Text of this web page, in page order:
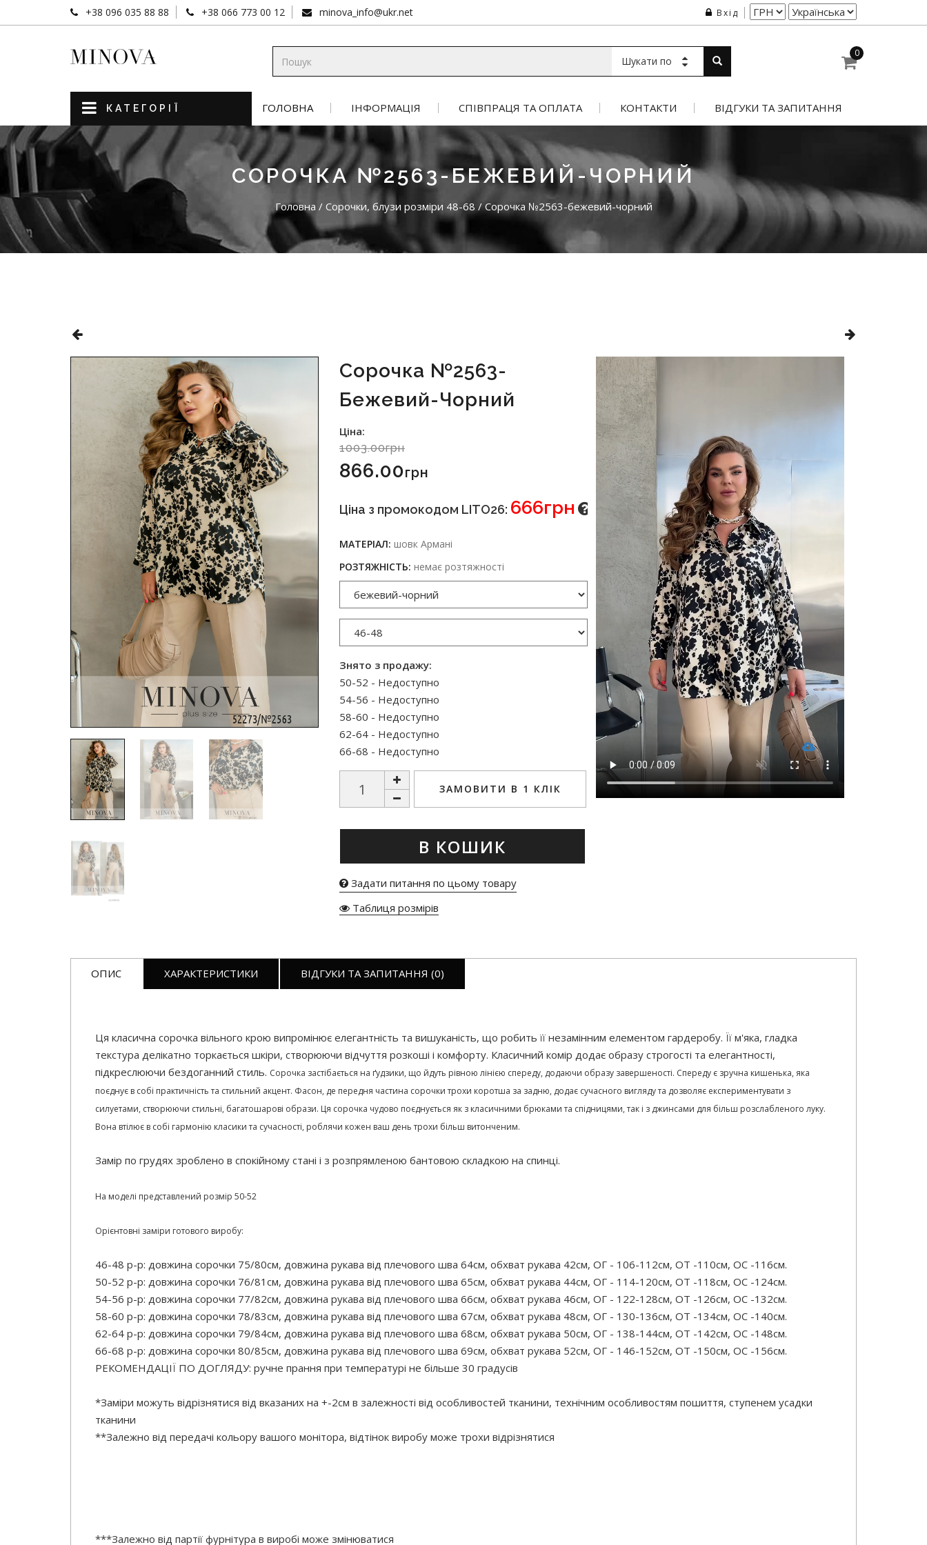
+38 096 035 88 88 +38 066 773 00 12 minova_info@ukr.net Вхід
Шукати по
0
КАТЕГОРІЇ ГОЛОВНА ІНФОРМАЦІЯ СПІВПРАЦЯ ТА ОПЛАТА КОНТАКТИ ВІДГУКИ ТА ЗАПИТАННЯ
СОРОЧКА №2563-БЕЖЕВИЙ-ЧОРНИЙ
Головна / Сорочки, блузи розміри 48-68 / Сорочка №2563-бежевий-чорний
Сорочка №2563-
Бежевий-Чорний
Ціна:
1003.00грн
866.00Грн
Ціна з промокодом LITO26: 666грн
МАТЕРІАЛ: шовк Армані
РОЗТЯЖНІСТЬ: немає розтяжності
Знято з продажу:
50-52 - Недоступно
54-56 - Недоступно
58-60 - Недоступно
62-64 - Недоступно
66-68 - Недоступно
ЗАМОВИТИ В 1 КЛІК
В КОШИК
Задати питання по цьому товару
Таблиця розмірів
ОПИС ХАРАКТЕРИСТИКИ ВІДГУКИ ТА ЗАПИТАННЯ (0)
Ця класична сорочка вільного крою випромінює елегантність та вишуканість, що робить її незамінним елементом гардеробу. Її м'яка, гладка
текстура делікатно торкається шкіри, створюючи відчуття розкоші і комфорту. Класичний комір додає образу строгості та елегантності,
підкреслюючи бездоганний стиль. Сорочка застібається на ґудзики, що йдуть рівною лінією спереду, додаючи образу завершеності. Спереду є зручна кишенька, яка
поєднує в собі практичність та стильний акцент. Фасон, де передня частина сорочки трохи коротша за задню, додає сучасного вигляду та дозволяє експериментувати з
силуетами, створюючи стильні, багатошарові образи. Ця сорочка чудово поєднується як з класичними брюками та спідницями, так і з джинсами для більш розслабленого луку.
Вона втілює в собі гармонію класики та сучасності, роблячи кожен ваш день трохи більш витонченим.
Замір по грудях зроблено в спокійному стані і з розпрямленою бантовою складкою на спинці.
На моделі представлений розмір 50-52
Орієнтовні заміри готового виробу:
46-48 р-р: довжина сорочки 75/80см, довжина рукава від плечового шва 64см, обхват рукава 42см, ОГ - 106-112см, ОТ -110см, OC -116см.
50-52 р-р: довжина сорочки 76/81см, довжина рукава від плечового шва 65см, обхват рукава 44см, ОГ - 114-120см, ОТ -118см, OC -124см.
54-56 р-р: довжина сорочки 77/82см, довжина рукава від плечового шва 66см, обхват рукава 46см, ОГ - 122-128см, ОТ -126см, OC -132см.
58-60 р-р: довжина сорочки 78/83см, довжина рукава від плечового шва 67см, обхват рукава 48см, ОГ - 130-136см, ОТ -134см, OC -140см.
62-64 р-р: довжина сорочки 79/84см, довжина рукава від плечового шва 68см, обхват рукава 50см, ОГ - 138-144см, ОТ -142см, OC -148см.
66-68 р-р: довжина сорочки 80/85см, довжина рукава від плечового шва 69см, обхват рукава 52см, ОГ - 146-152см, ОТ -150см, OC -156см.
РЕКОМЕНДАЦІЇ ПО ДОГЛЯДУ: ручне прання при температурі не більше 30 градусів
*Заміри можуть відрізнятися від вказаних на +-2см в залежності від особливостей тканини, технічним особливостям пошиття, ступенем усадки
тканини
**Залежно від передачі кольору вашого монітора, відтінок виробу може трохи відрізнятися
***Залежно від партії фурнітура в виробі може змінюватися